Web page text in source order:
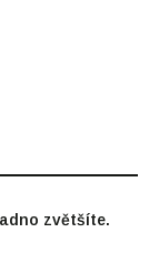
zvětšíte.